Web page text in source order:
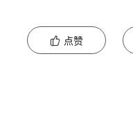
点赞